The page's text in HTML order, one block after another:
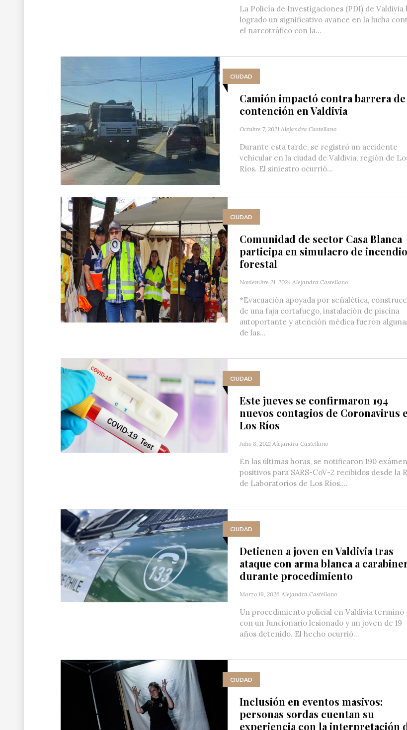
La Policía de Investigaciones (PDI) de Valdivia
logrado un significativo avance en la lucha
el narcotráfico con la...
CIUDAD
Camión impactó contra barrera de
contención en Valdivia
Octubre 7, 2021 Alejandra Castellano
Durante esta tarde, se registró un accidente
vehicular en la ciudad de Valdivia, región de
Ríos. El siniestro ocurrió...
CIUDAD
Comunidad de sector Casa Blanca
participa en simulacro de incendio
forestal
Noviembre 21, 2024 Alejandra Castellano
*Evacuación apoyada por señalética,
de una faja cortafuego, instalación de piscina
autoportante y atención médica fueron
de las...
CIUDAD
Este jueves se confirmaron 194
nuevos contagios de Coronavirus
Los Ríos
Julio 8, 2021 Alejandra Castellano
En las últimas horas, se notificaron 190
positivos para SARS-CoV-2 recibidos desde la
de Laboratorios de Los Ríos....
CIUDAD
Detienen a joven en Valdivia tras
ataque con arma blanca a
durante procedimiento
Marzo 19, 2026 Alejandra Castellano
Un procedimiento policial en Valdivia terminó
con un funcionario lesionado y un joven de 19
años detenido. El hecho ocurrió...
CIUDAD
Inclusión en eventos masivos:
personas sordas cuentan su
experiencia con la interpretación